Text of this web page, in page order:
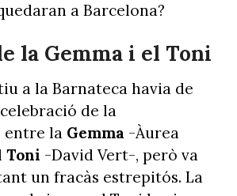
a Barcelona?
la Gemma i el Toni
a la Barnateca havia de
de la
la Gemma -Àurea
Toni -David Vert-, però va
un fracàs estrepitós. La